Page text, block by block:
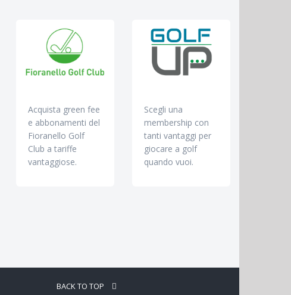
Acquista green fee
e abbonamenti del
Fioranello Golf
Club a tariffe
vantaggiose.
Scegli una
membership con
tanti vantaggi per
giocare a golf
quando vuoi.
BACK TO TOP